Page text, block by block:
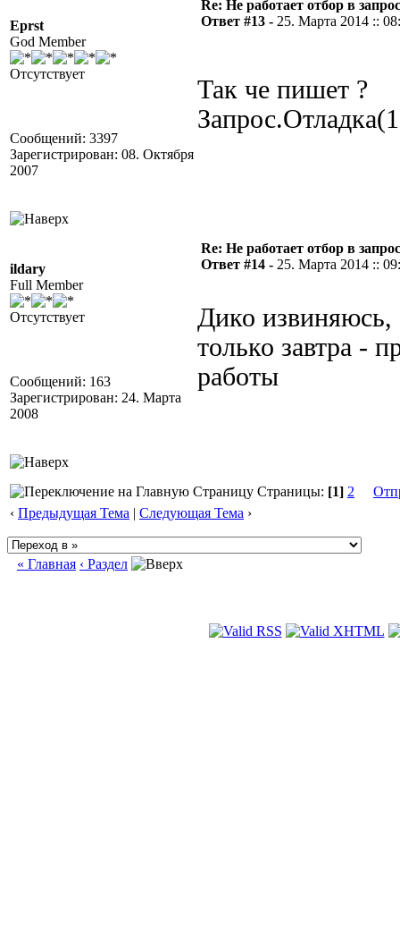
Eprst
God Member
Отсутствует
Сообщений: 3397
Зарегистрирован: 08. Октября
2007
Re: Не работает отбор в
Ответ #13 - 25. Марта 2014 ::
Так че пишет ?
ildary
Full Member
Отсутствует
Сообщений: 163
Зарегистрирован: 24. Марта
2008
Re: Не работает отбор в
Ответ #14 - 25. Марта 2014 ::
Дико извиняюсь,
только завтра -
работы
Страницы: [1] 2
‹ Предыдущая Тема | Следующая Тема ›
« Главная ‹ Раздел